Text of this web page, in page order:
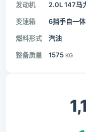
发动机 2.0L 147马
变速箱 6挡手自一体
燃料形式 汽油
整备质量 1575 KG